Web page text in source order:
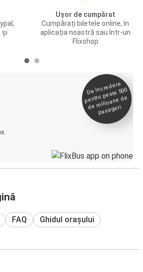
și
Ușor de cumpărat
Cumpărați biletele online, în
aplicația noastră sau într-un
Flixshop
De încredere
pentru peste 500
de
milioane de
pasageri
FAQ Ghidul orașului